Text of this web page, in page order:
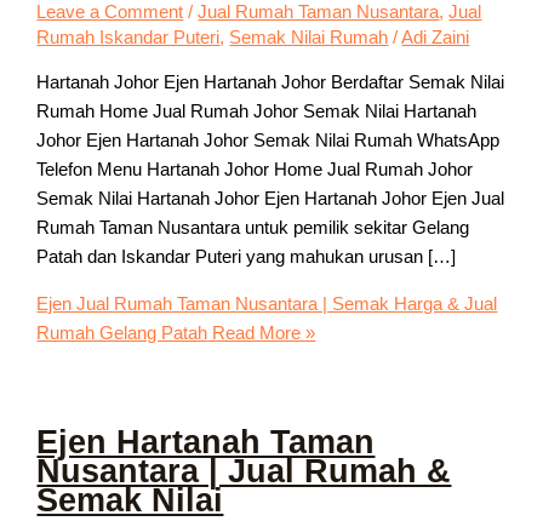
Leave a Comment /Jual Rumah Taman Nusantara,Jual
Rumah Iskandar Puteri, Semak Nilai Rumah /Adi Zaini
Hartanah Johor Ejen Hartanah Johor Berdaftar Semak Nilai
Rumah Home Jual Rumah Johor Semak Nilai Hartanah
Johor Ejen Hartanah Johor Semak Nilai Rumah WhatsApp
Telefon Menu Hartanah Johor Home Jual Rumah Johor
Semak Nilai Hartanah Johor Ejen Hartanah Johor Ejen Jual
Rumah Taman Nusantara untuk pemilik sekitar Gelang
Patah dan Iskandar Puteri yang mahukan urusan […]
Ejen Jual Rumah Taman Nusantara | Semak Harga & Jual
Rumah Gelang Patah Read More »
Ejen Hartanah Taman
Nusantara | Jual Rumah &
Semak Nilai